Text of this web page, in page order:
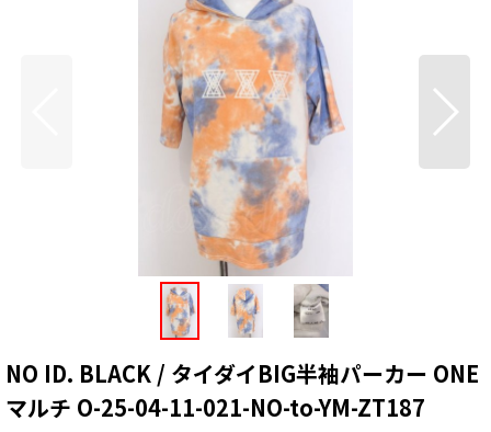
NO ID. BLACK / タイダイBIG半袖パーカー ONE
マルチ O-25-04-11-021-NO-to-YM-ZT187